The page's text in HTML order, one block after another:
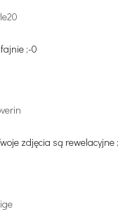
;-0
zdjęcia są rewelacyjne